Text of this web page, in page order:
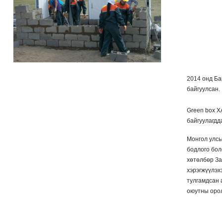
2014 онд
байгуулсан.
Green box
Монгол
бодлого
хөтөлбөр
тулгамдсан
оюутны